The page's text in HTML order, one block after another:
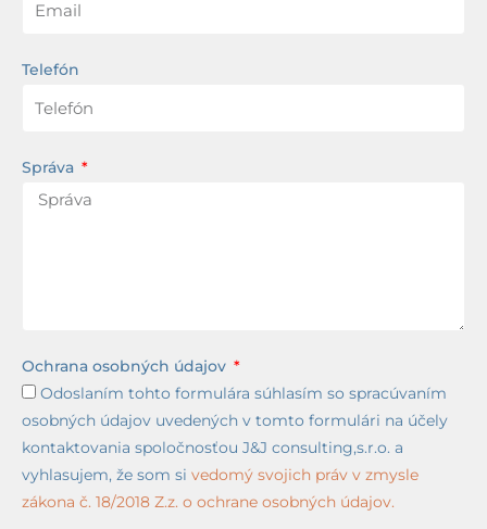
Telefón
Správa
Ochrana osobných údajov
Odoslaním tohto formulára súhlasím so spracúvaním
osobných údajov uvedených v tomto formulári na účely
kontaktovania spoločnosťou J&J consulting,s.r.o. a
vyhlasujem, že som si vedomý svojich práv v zmysle
zákona č. 18/2018 Z.z. o ochrane osobných údajov.